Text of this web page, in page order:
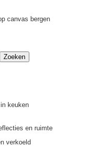
canvas bergen
Zoeken
keuken
en ruimte
verkoeld